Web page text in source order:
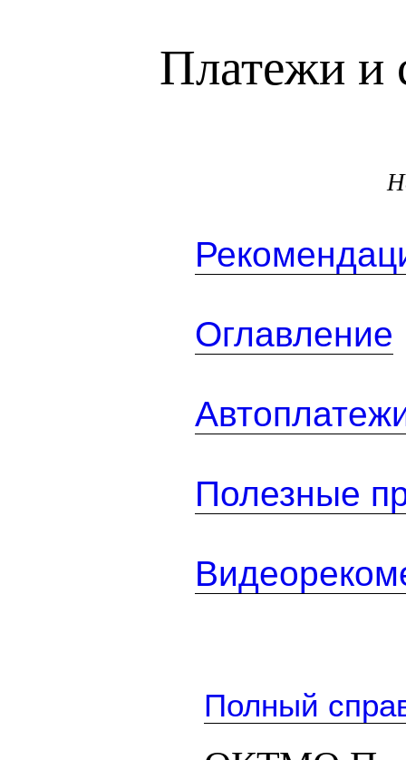
Платежи и
Оглавление
Полезные
Полный